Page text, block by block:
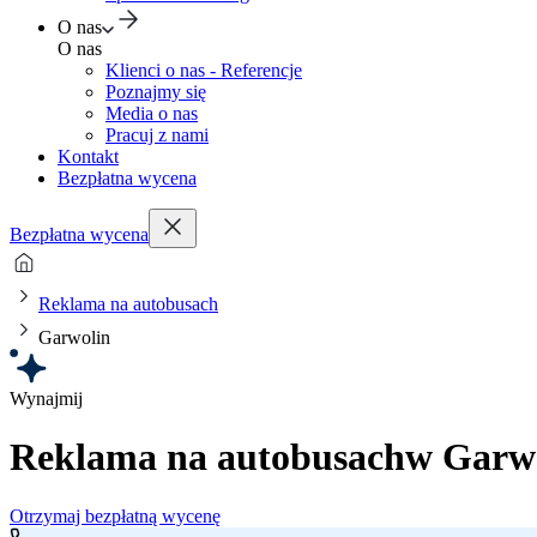
O nas
O nas
Klienci o nas - Referencje
Poznajmy się
Media o nas
Pracuj z nami
Kontakt
Bezpłatna wycena
Bezpłatna wycena
Reklama na autobusach
Garwolin
Wynajmij
Reklama na autobusachw
Otrzymaj bezpłatną wycenę